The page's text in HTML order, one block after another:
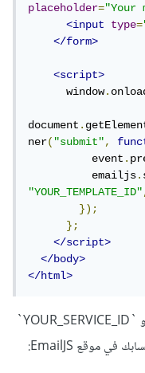
placeholder="Your
<input
type=
</form>
<script>
      window
.
document.
ner("submit",
          event
.
          emailjs
.
"YOUR_TEMPLATE_ID"
});
};
</script>
</body>
</html>
يمكنك الوصول إلى `YOUR_USER_ID` و `YOUR_SERVICE_ID`